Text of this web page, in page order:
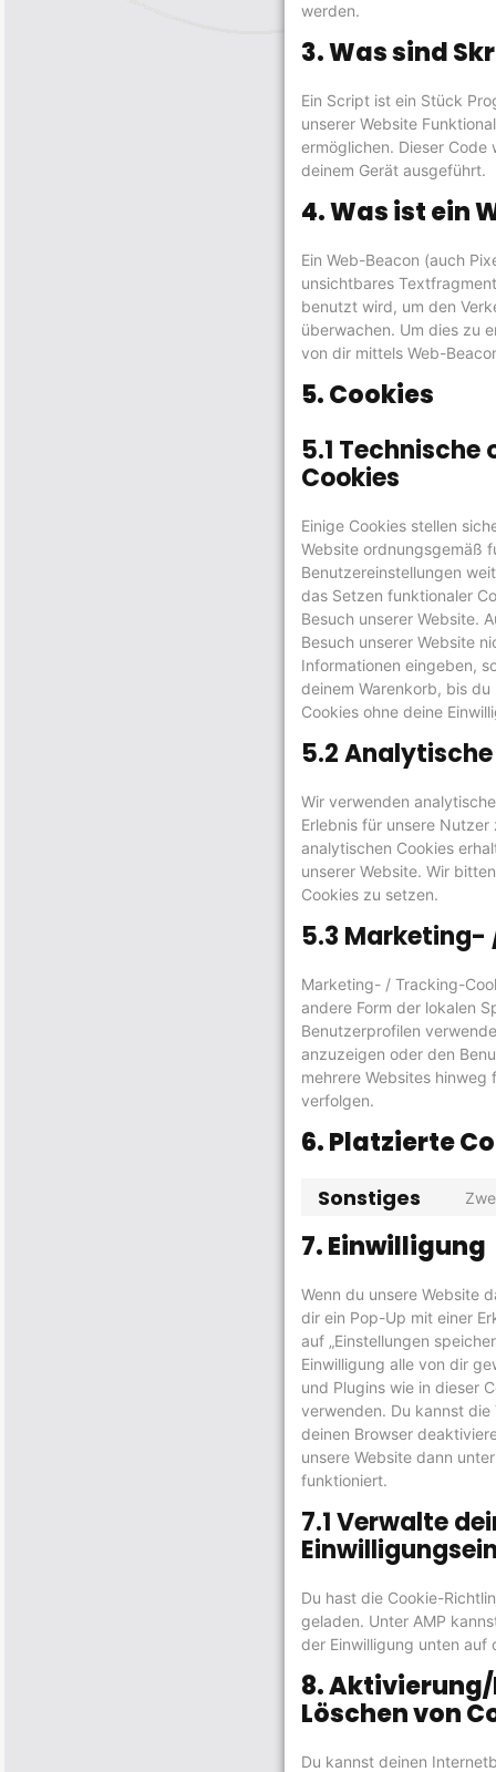
werden.
3. Was sind
Ein Script ist ein Stück
unserer Website
ermöglichen. Dieser
deinem Gerät ausgeführt.
4. Was ist ein
Ein Web-Beacon (auch
unsichtbares
benutzt wird, um den
überwachen. Um dies zu
von dir mittels Web-
5. Cookies
5.1
Cookies
Einige Cookies stellen
Website ordnungsgemäß
Benutzereinstellungen
das Setzen funktionaler
Besuch unserer Website.
Besuch unserer Website
Informationen eingeben,
deinem Warenkorb, bis
Cookies ohne deine
5.2
Wir verwenden
Erlebnis für unsere
analytischen Cookies
unserer Website. Wir
Cookies zu setzen.
5.3
Marketing- / Tracking-
andere Form der lokalen
Benutzerprofilen
anzuzeigen oder den
mehrere Websites
verfolgen.
6. Platzierte
Sonstiges
7. Einwilligung
Wenn du unsere Website
dir ein Pop-Up mit einer
auf „Einstellungen
Einwilligung alle von dir
und Plugins wie in dieser
verwenden. Du kannst
deinen Browser
unsere Website dann
funktioniert.
7.1 Verwalte
Du hast die Cookie-
geladen. Unter AMP
der Einwilligung unten auf
8.
Löschen von
Du kannst deinen